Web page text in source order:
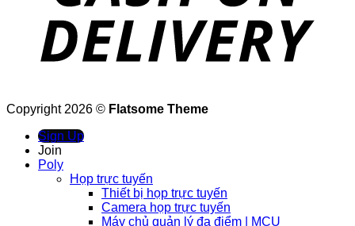
Copyright 2026 © Flatsome Theme
Sign Up
Join
Poly
Họp trực tuyến
Thiết bị họp trực tuyến
Camera họp trực tuyến
Máy chủ quản lý đa điểm | MCU